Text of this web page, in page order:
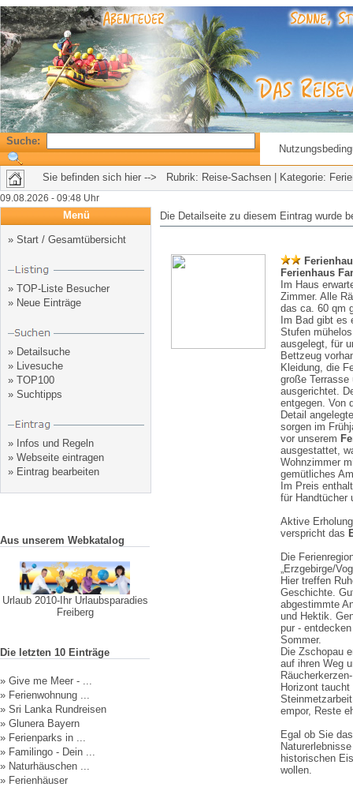
Suche:
Sie befinden sich hier --> Rubrik: Reise-Sachsen | Kategorie:
09.08.2026 - 09:48 Uhr
Menü
» Start / Gesamtübersicht
» TOP-Liste Besucher
» Neue Einträge
» Detailsuche
» Livesuche
» TOP100
» Suchtipps
» Infos und Regeln
» Webseite eintragen
» Eintrag bearbeiten
Aus unserem Webkatalog
Urlaub 2010-Ihr Urlaubsparadies
Freiberg
Die letzten 10 Einträge
» Give me Meer - ...
» Ferienwohnung ...
» Sri Lanka Rundreisen
» Glunera Bayern
» Ferienparks in ...
» Familingo - Dein ...
» Naturhäuschen ...
» Ferienhäuser
Die Detailseite zu diesem Eintrag wurde
Ferienhaus
Im Haus
Zimmer. Alle
das ca. 60 qm
Im Bad gibt es
Stufen
ausgelegt, für
Bettzeug
Kleidung, die
große
ausgerichtet.
entgegen. Von
Detail
sorgen im
vor unserem
ausgestattet,
Wohnzimmer
gemütliches
Im Preis
für Handtücher
Aktive
verspricht das
Die
„Erzgebirge/
Hier treffen
Geschichte.
abgestimmte
und Hektik.
pur -
Sommer.
Die Zschopau
auf ihren Weg
Horizont
empor, Reste
Egal ob Sie
historischen
wollen.